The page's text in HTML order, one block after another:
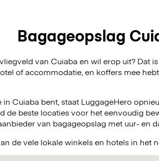
Bagageopslag
van Cuiaba en wil erop uit? Dat
of accommodatie, en koffers mee
in Cuiaba bent, staat LuggageHero
de beste locaties voor het eenvoudig
van bagageopslag met uur- en
de vele lokale winkels en hotels in het